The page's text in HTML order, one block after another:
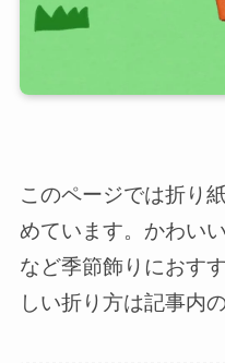
このページでは折り
めています。かわい
など季節飾りにおす
しい折り方は記事内